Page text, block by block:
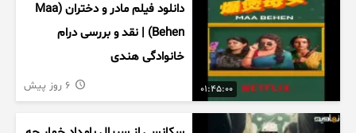
01:45:00
دانلود فیلم مادر و دختران (Maa
Behen) | نقد و بررسی درام
خانوادگی هندی